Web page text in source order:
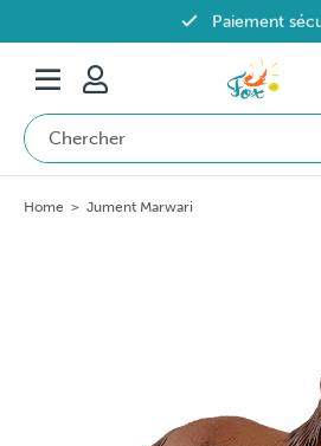
Paiement
Livraison offerte dès
Home > Jument Marwari